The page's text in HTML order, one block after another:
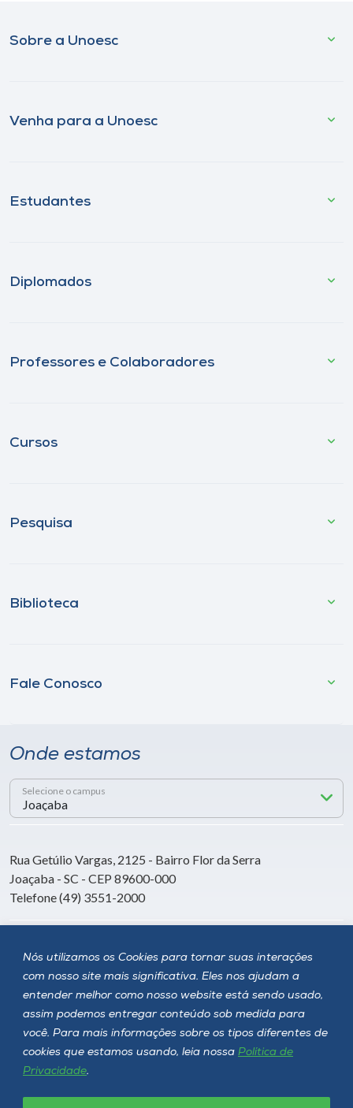
Nós utilizamos os Cookies para tornar suas interações
com nosso site mais significativa. Eles nos ajudam a
entender melhor como nosso website está sendo usado,
assim podemos entregar conteúdo sob medida para
você. Para mais informações sobre os tipos diferentes de
cookies que estamos usando, leia nossa Política de
Privacidade.
Sobre a Unoesc
Venha para a Unoesc
Estudantes
Diplomados
Professores e Colaboradores
Cursos
Pesquisa
Biblioteca
Fale Conosco
Onde estamos
Selecione o campus
Rua Getúlio Vargas, 2125 - Bairro Flor da Serra
Joaçaba - SC - CEP 89600-000
Telefone (49) 3551-2000
Siga a Unoesc